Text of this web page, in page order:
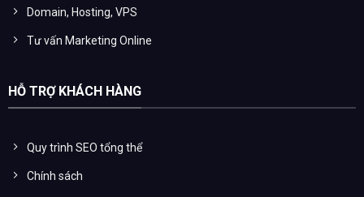
Domain, Hosting, VPS
Tư vấn Marketing Online
HỖ TRỢ KHÁCH HÀNG
Quy trình SEO tổng thể
Chính sách